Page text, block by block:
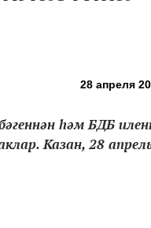
28 апреля
һәм БДБ
Казан, 28